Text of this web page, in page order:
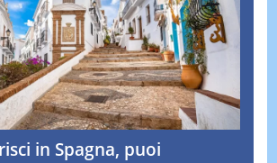
in Spagna, puoi